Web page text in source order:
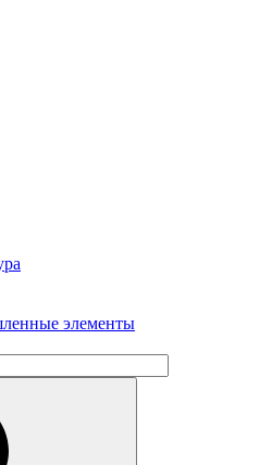
элементы